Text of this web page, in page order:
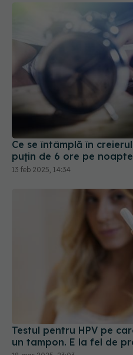
Ce se întâmplă în
puțin de 6 ore pe
13 feb 2025, 14:34
Testul pentru HPV pe
un tampon. E la fel de